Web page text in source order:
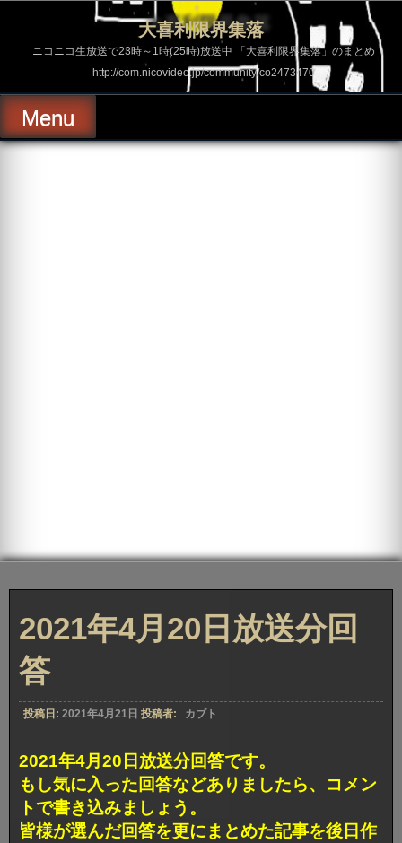
ス
ッ
プ
大喜利限界集落
ニコニコ生放送で23時～1時(25時)放送中 「大喜利限界集落」のまとめ
http://com.nicovideo.jp/community/co2473470
Menu
2021年4月20日放送分回
答
投稿日: 2021年4月21日 投稿者: カブト
2021年4月20日放送分回答です。
もし気に入った回答などありましたら、コメン
トで書き込みましょう。
皆様が選んだ回答を更にまとめた記事を後日作